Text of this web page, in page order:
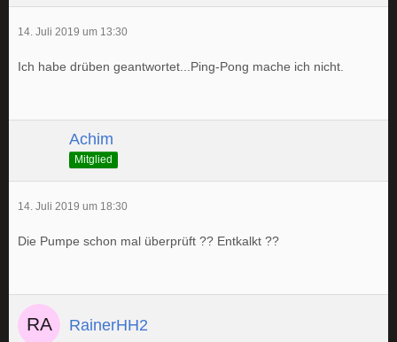
14. Juli 2019 um 13:30
Ich habe drüben geantwortet...Ping-Pong mache ich nicht.
Achim
Mitglied
14. Juli 2019 um 18:30
Die Pumpe schon mal überprüft ?? Entkalkt ??
RainerHH2